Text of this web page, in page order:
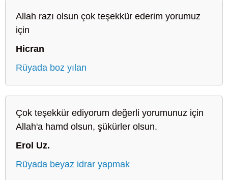
Allah razı olsun çok teşekkür ederim yorumuz
için
Hicran
Rüyada boz yılan
Çok teşekkür ediyorum değerli yorumunuz için
Allah'a hamd olsun, şükürler olsun.
Erol Uz.
Rüyada beyaz idrar yapmak